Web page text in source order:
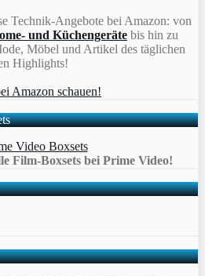
Technik-Angebote bei Amazon: von
und Küchengeräte bis hin zu
Möbel und Artikel des täglichen
Highlights!
Film-Boxsets bei Prime Video!